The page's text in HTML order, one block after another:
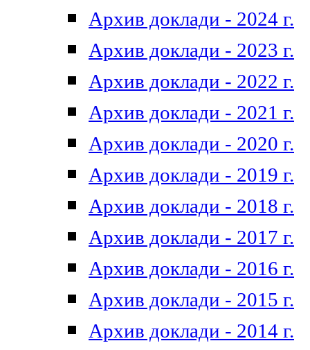
Архив доклади - 2024 г.
Архив доклади - 2023 г.
Архив доклади - 2022 г.
Архив доклади - 2021 г.
Архив доклади - 2020 г.
Архив доклади - 2019 г.
Архив доклади - 2018 г.
Архив доклади - 2017 г.
Архив доклади - 2016 г.
Архив доклади - 2015 г.
Архив доклади - 2014 г.